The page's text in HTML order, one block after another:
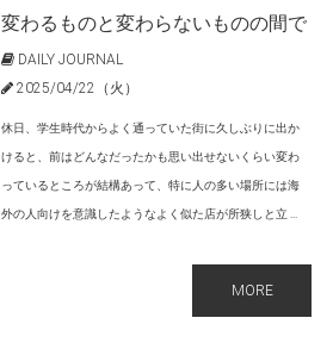
変わるものと変わらないものの間で
DAILY JOURNAL
2025/04/22（火）
休日、学生時代からよく通っていた街に久しぶりに出か
けると、前はどんなだったかも思い出せないくらい変わ
っているところが結構あって、特に人の多い場所には海
外の人向けを意識したようなよく似た店が所狭しと立 ...
MORE